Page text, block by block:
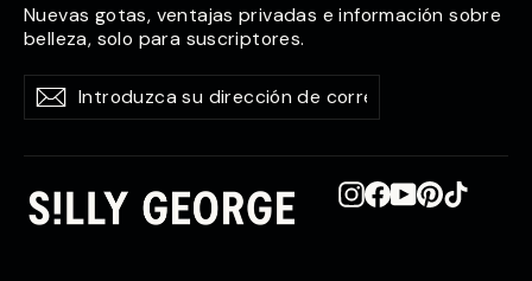
Nuevas gotas, ventajas privadas e información sobre
belleza, solo para suscriptores.
Introduzca
su
de
correo
electrónico
Suscríbase
a
Suscríbase
a
Instagram
Facebook
YouTube
Pinterest
TikTok